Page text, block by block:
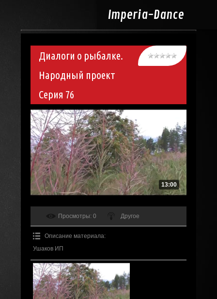
Imperia-Dance
Диалоги о рыбалке.
Народный проект
Серия 76
13:00
Просмотры: 0 Другое
Описание материала:
Ушаков ИП